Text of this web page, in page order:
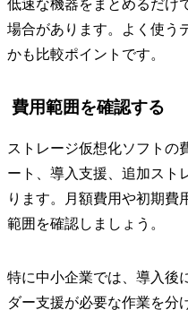
低速な機器をまとめるだけ
場合があります。よく使う
かも比較ポイントです。
費用範囲を確認する
ストレージ仮想化ソフトの
ート、導入支援、追加スト
ります。月額費用や初期費
範囲を確認しましょう。
特に中小企業では、導入後
ダー支援が必要な作業を分